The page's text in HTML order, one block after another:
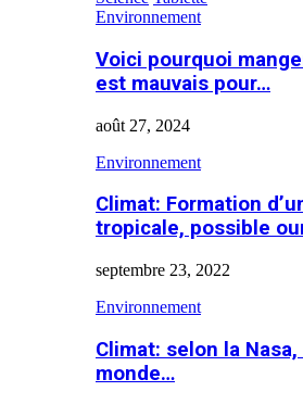
Environnement
Voici pourquoi
est mauvais pour…
août 27, 2024
Environnement
Climat: Formation
tropicale, possible
septembre 23, 2022
Environnement
Climat: selon la
monde…